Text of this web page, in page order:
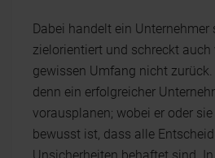
Dabei handelt ein
zielorientiert und schreckt auch
gewissen Umfang nicht
denn ein erfolgreicher
vorausplanen; wobei er oder
bewusst ist, dass alle